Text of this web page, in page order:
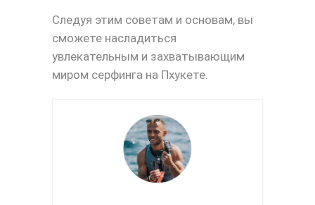
Следуя этим советам и основам, вы
сможете насладиться
увлекательным и захватывающим
миром серфинга на Пхукете.